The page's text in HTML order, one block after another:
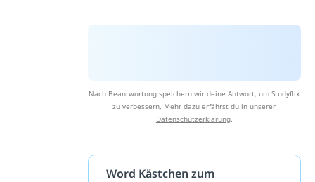
Nach Beantwortung speichern wir deine Antwort, um Studyflix
zu verbessern. Mehr dazu erfährst du in unserer
Datenschutzerklärung.
Word Kästchen zum